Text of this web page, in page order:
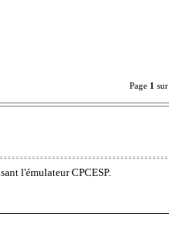
Page 1 sur
l'émulateur CPCESP.